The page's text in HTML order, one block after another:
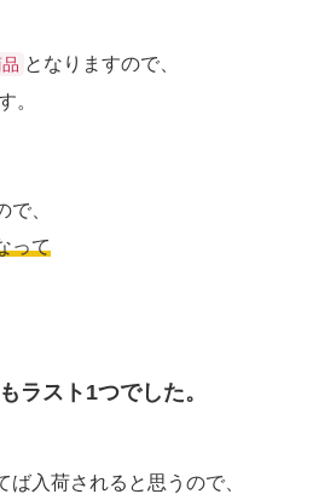
となりますので、
。
で、
って
ラスト1つでした。
ば入荷されると思うので、